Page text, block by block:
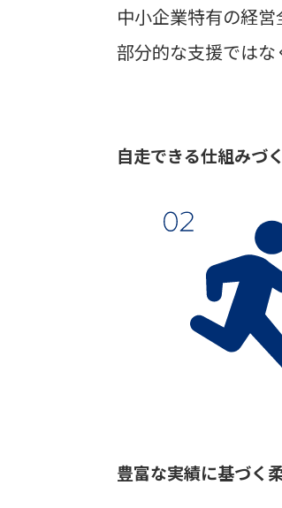
中小企業特有の経営
部分的な支援ではな
自走できる仕組みづ
豊富な実績に基づく